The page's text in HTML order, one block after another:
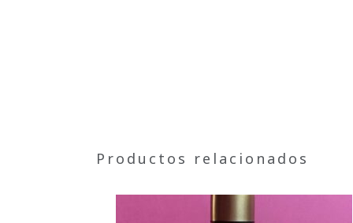
Productos relacionados